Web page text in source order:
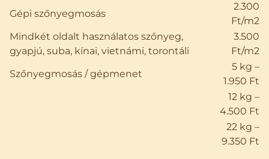
Gépi szőnyegmosás
2.300
Ft/m2
Mindkét oldalt használatos szőnyeg,
gyapjú, suba, kínai, vietnámi, torontáli
3.500
Ft/m2
Szőnyegmosás / gépmenet
5 kg –
1.950 Ft
12 kg –
4.500 Ft
22 kg –
9.350 Ft